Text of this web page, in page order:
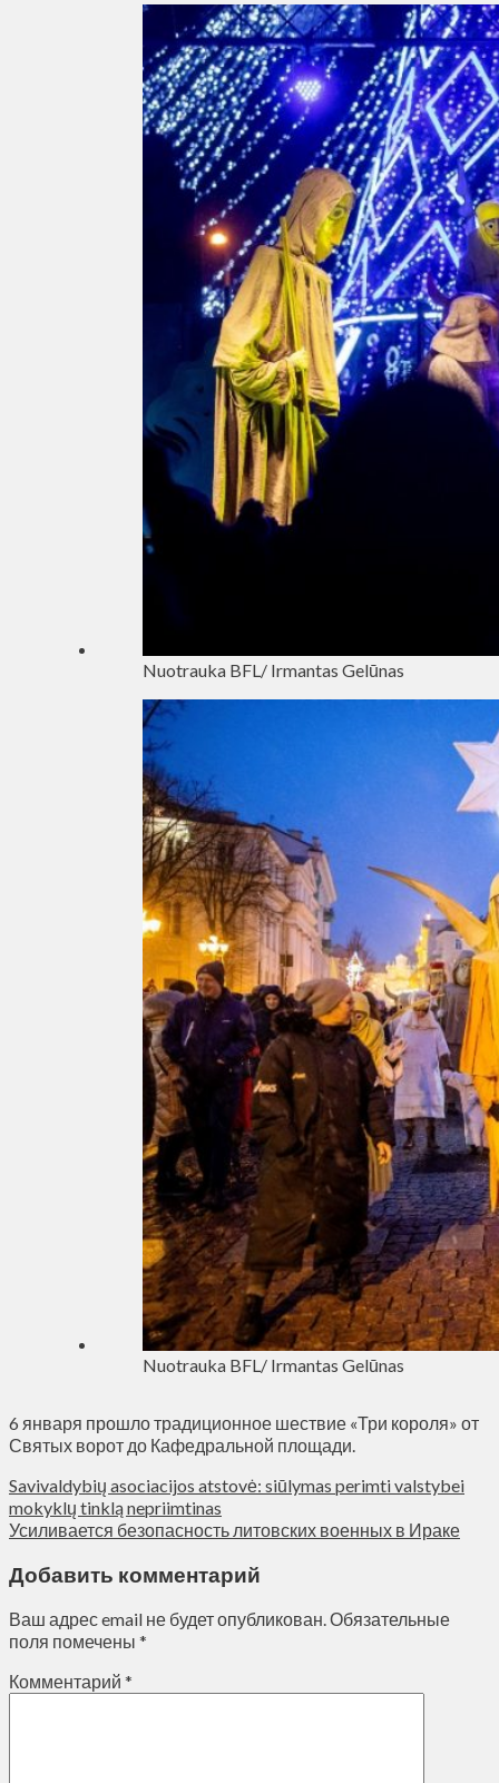
Nuotrauka BFL/ Irmantas Gelūnas
Nuotrauka BFL/ Irmantas Gelūnas
6 января прошло традиционное шествие «Три короля» от
Святых ворот до Кафедральной площади.
Savivaldybių asociacijos atstovė: siūlymas perimti valstybei
mokyklų tinklą nepriimtinas
Усиливается безопасность литовских военных в Ираке
Добавить комментарий
Ваш адрес email не будет опубликован.Обязательные
поля помечены *
Комментарий *